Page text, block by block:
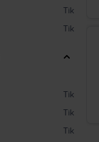
Tik
Tik
Tik
Tik
Tik